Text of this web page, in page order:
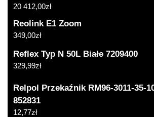
20 412,00zł
Reolink E1 Zoom
349,00zł
Reflex Typ N 50L Białe 7209400
329,99zł
Relpol Przekaźnik RM96-3011-35-
852831
12,77zł